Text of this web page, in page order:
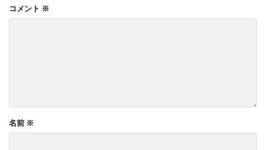
コメント ※
名前 ※